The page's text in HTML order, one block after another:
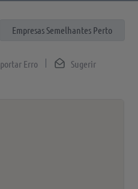
Empresas Semelhantes Perto
Sugerir
Erro